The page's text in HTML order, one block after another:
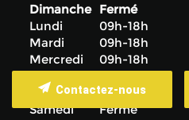
Dimanche Fermé
Lundi
09h-18h
Mardi
09h-18h
Mercredi
09h-18h
Jeudi
09h-18h
Vendredi
09h-18h
Samedi
Fermé
Contactez-nous